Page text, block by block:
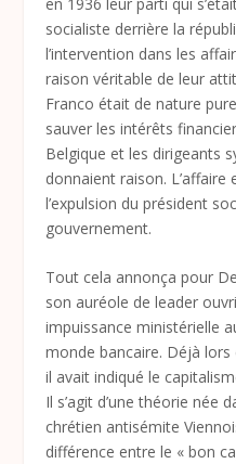
socialiste derrière la
l’intervention dans les
raison véritable de leur
Franco était de nature
sauver les intérêts
Belgique et les dirigeants
donnaient raison.
l’expulsion du président
gouvernement.
Tout cela annonça pour
son auréole de leader
impuissance ministérielle
monde bancaire. Déjà lors
il avait indiqué le
Il s’agit d’une théorie née
chrétien antisémite
différence entre le « bon